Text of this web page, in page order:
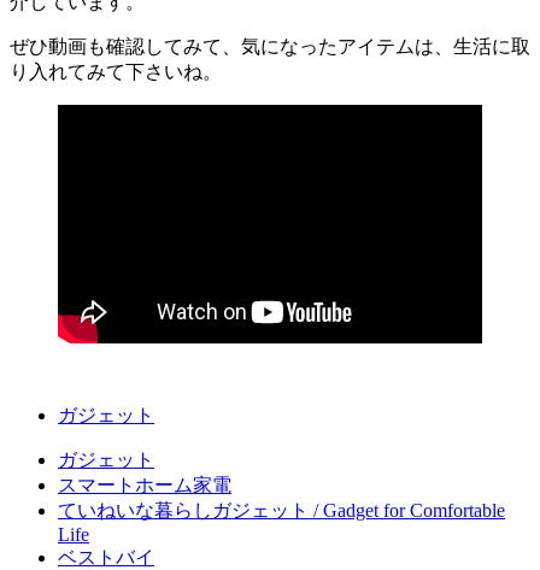
ぜひ動画も確認してみて、気になったアイテムは、生活に取
り入れてみて下さいね。
ガジェット
ガジェット
スマートホーム家電
ていねいな暮らしガジェット / Gadget for Comfortable
Life
ベストバイ